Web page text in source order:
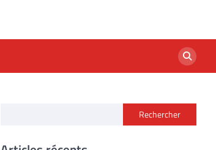
Rechercher